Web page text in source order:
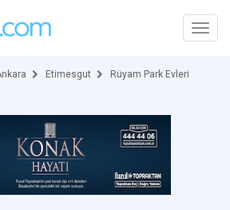
Etimesgut Rüyam Park Evleri